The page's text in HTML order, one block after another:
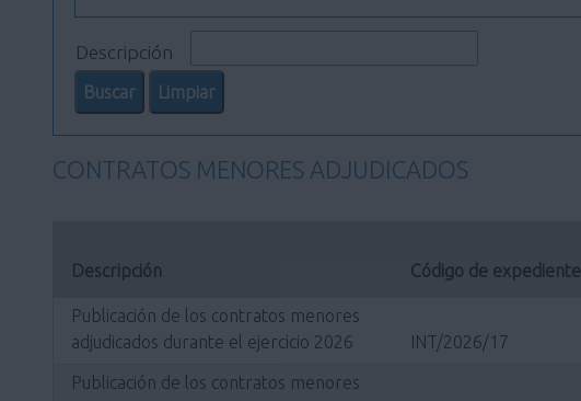
Descripción
CONTRATOS MENORES ADJUDICADOS
Descripción Código de expediente
Publicación de los contratos menores
adjudicados durante el ejercicio 2026
INT/2026/17
Publicación de los contratos menores